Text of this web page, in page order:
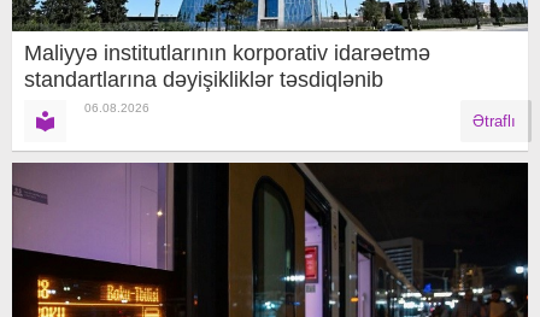
Maliyyə institutlarının korporativ idarəetmə
standartlarına dəyişikliklər təsdiqlənib
06.08.2026
Ətraflı